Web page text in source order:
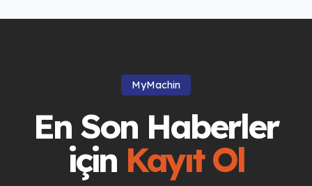
MyMachin
En Son Haberler
için Kayıt Ol